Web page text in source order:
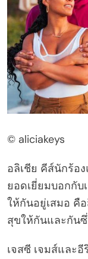
© aliciakeys
อลิเชีย คีส์นักร้อ
ยอดเยี่ยมบอกกับ
ให้กันอยู่เสมอ คื
สุขให้กันและกัน
เจสซี เจมส์และอี